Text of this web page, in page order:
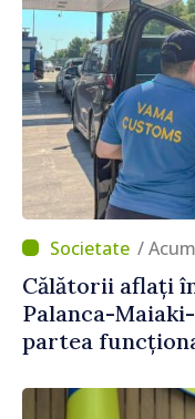
/
Călătorii aflați
Palanca-
partea